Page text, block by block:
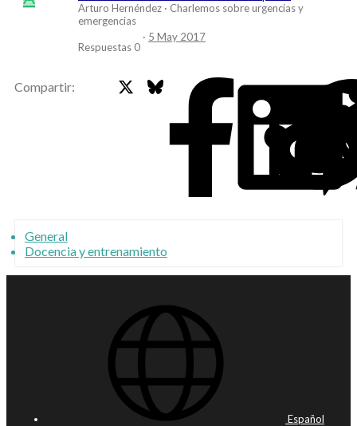
Arturo Hernéndez
Charlemos sobre urgencias y
emergencias
Respuestas 0
5 May 2017
Compartir: Bluesky
General
Docencia y entrenamiento
Español